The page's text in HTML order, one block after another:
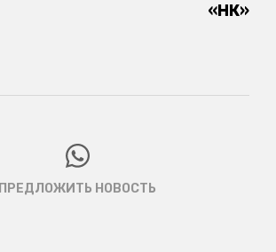
«НК»
ПРЕДЛОЖИТЬ НОВОСТЬ